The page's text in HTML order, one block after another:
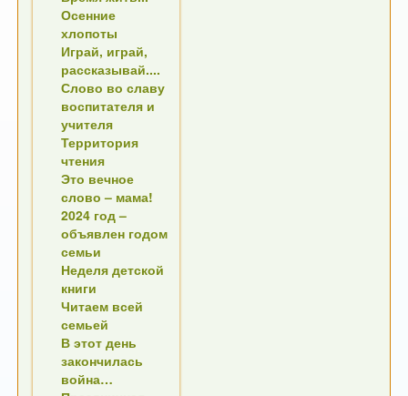
Осенние
хлопоты
Играй, играй,
рассказывай....
Слово во славу
воспитателя и
учителя
Территория
чтения
Это вечное
слово – мама!
2024 год –
объявлен годом
семьи
Неделя детской
книги
Читаем всей
семьей
В этот день
закончилась
война…